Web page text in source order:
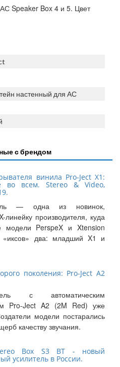
Speaker Box 4 и 5. Цвет
настенный для АС
с брендом
винила Pro-Ject X1:
во всем. Stereo & Video,
— одна из новинок,
линейку производителя, куда
модели PerspeX и Xtension
два: младший X1 и
поколения: Pro-Ject A2
с автоматическим
Pro-Ject A2 (2M Red) уже
модели постарались
качеству звучания.
Box S3 BT - новый
усилитель в России.